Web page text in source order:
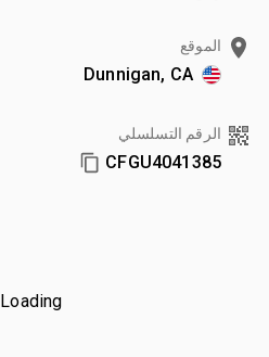
الموقع
Dunnigan, CA
الرقم التسلسلي
CFGU4041385
Loading...